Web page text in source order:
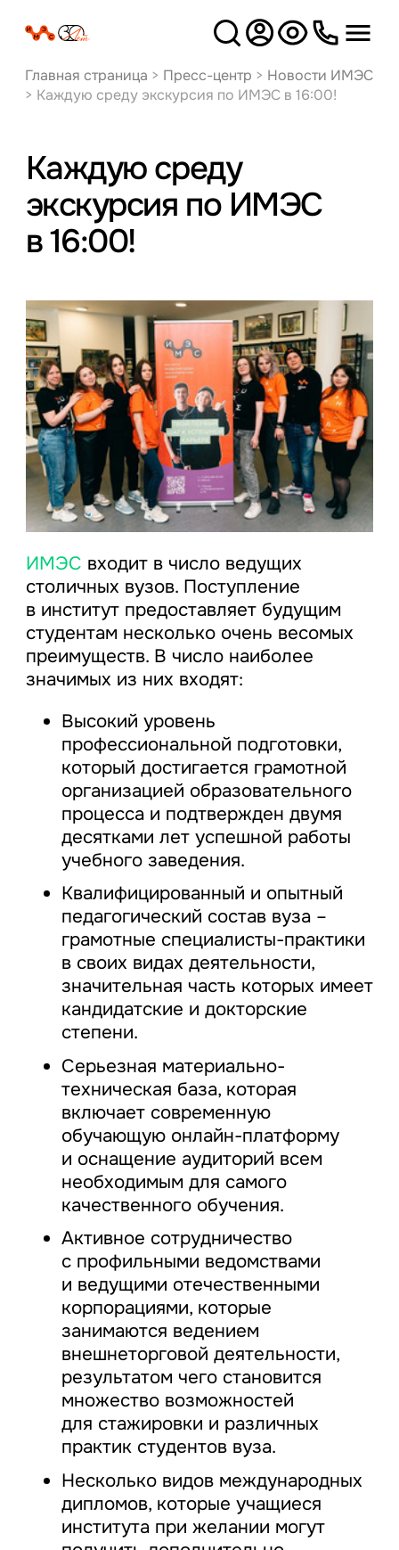
Версия
для слабовидящих
Главная страница > Пресс-центр > Новости ИМЭС
> Каждую среду экскурсия по ИМЭС в 16:00!
Каждую среду
экскурсия по ИМЭС
в 16:00!
ИМЭС входит в число ведущих
столичных вузов. Поступление
в институт предоставляет будущим
студентам несколько очень весомых
преимуществ. В число наиболее
значимых из них входят:
Высокий уровень
профессиональной подготовки,
который достигается грамотной
организацией образовательного
процесса и подтвержден двумя
десятками лет успешной работы
учебного заведения.
Квалифицированный и опытный
педагогический состав вуза –
грамотные специалисты-практики
в своих видах деятельности,
значительная часть которых имеет
кандидатские и докторские
степени.
Серьезная материально-
техническая база, которая
включает современную
обучающую онлайн-платформу
и оснащение аудиторий всем
необходимым для самого
качественного обучения.
Активное сотрудничество
с профильными ведомствами
и ведущими отечественными
корпорациями, которые
занимаются ведением
внешнеторговой деятельности,
результатом чего становится
множество возможностей
для стажировки и различных
практик студентов вуза.
Несколько видов международных
дипломов, которые учащиеся
института при желании могут